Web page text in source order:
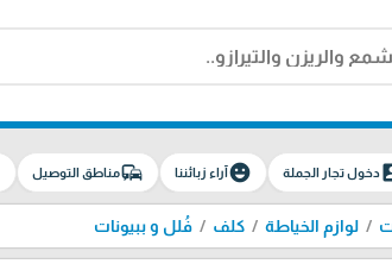
دخول تجار الجملة emoji_emotionsآراء زبائننا commuteمناطق التوصيل
لوازم الخياطة كلف فُلل و ببيونات